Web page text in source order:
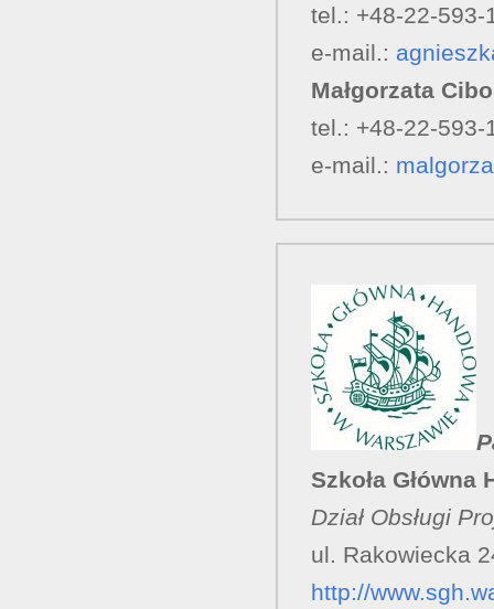
tel.: +48-22-593-
e-mail.:
Małgorzata
tel.: +48-22-593-
e-mail.:
Szkoła Główna
Dział Obsługi
ul. Rakowiecka
http://